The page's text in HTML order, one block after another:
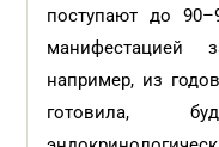
поступают до
манифестацией
например, из
готовила,